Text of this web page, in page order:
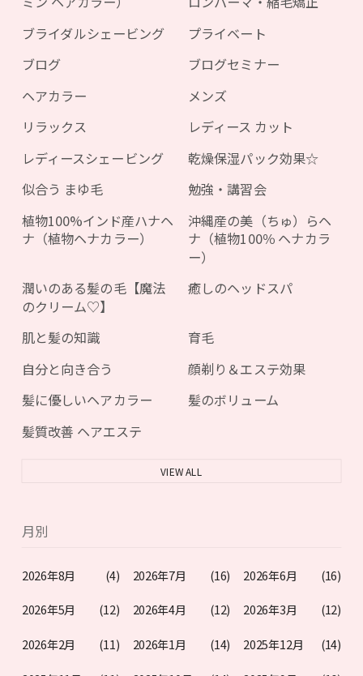
ブライダルシェービング
プライベート
ブログ
ブログセミナー
ヘアカラー
メンズ
リラックス
レディース カット
レディースシェービング
乾燥保湿パック効果☆
似合う まゆ毛
勉強・講習会
植物100%インド産ハナヘ
ナ（植物ヘナカラー）
沖縄産の美（ちゅ）らヘ
ナ（植物100％ ヘナカラ
ー）
潤いのある髪の毛【魔法
のクリーム♡】
癒しのヘッドスパ
肌と髪の知識
育毛
自分と向き合う
顔剃り＆エステ効果
髪に優しいヘアカラー
髪のボリューム
髪質改善 ヘアエステ
VIEW ALL
月別
2026年8月 (4) 2026年7月 (16) 2026年6月 (16)
2026年5月 (12) 2026年4月 (12) 2026年3月 (12)
2026年2月 (11) 2026年1月 (14) 2025年12月 (14)